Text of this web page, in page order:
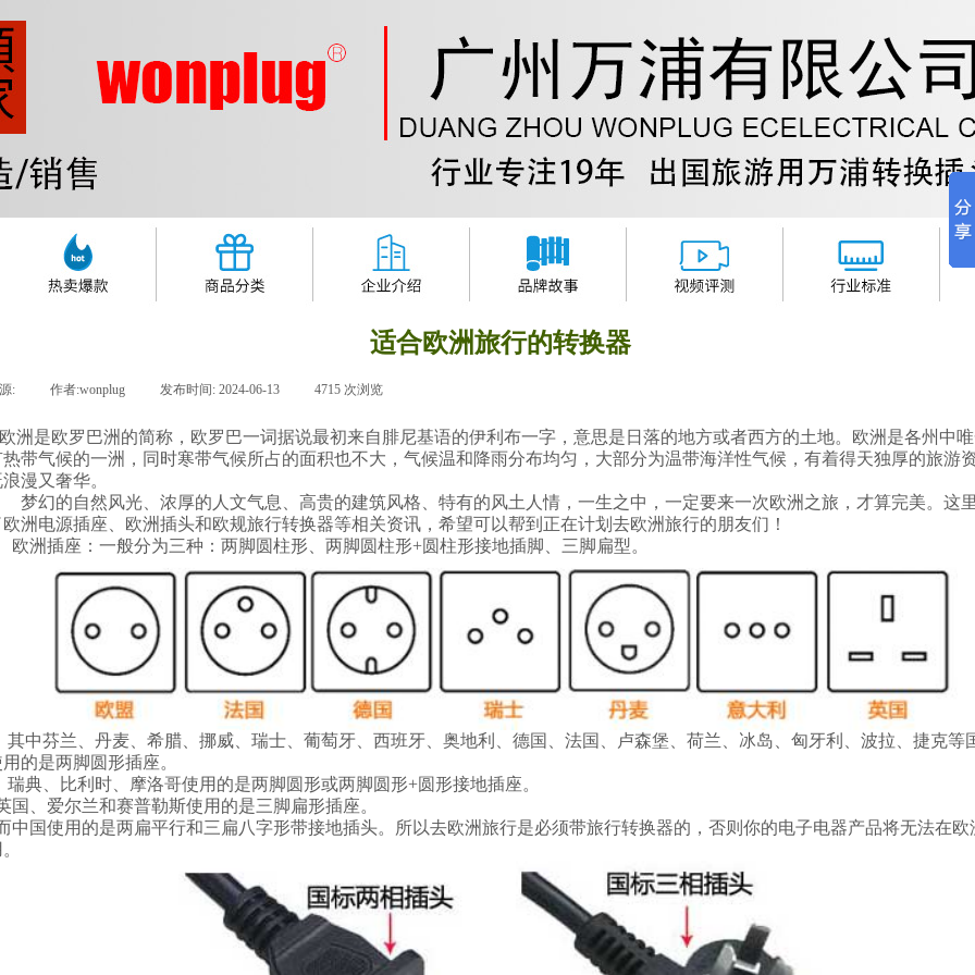
适合欧洲旅行的转换器
: 作者:wonplug 发布时间: 2024-06-13 4715 次浏览
洲是欧罗巴洲的简称，欧罗巴一词据说最初来自腓尼基语的伊利布一字，意思是日落的地方或者西方的土地。欧洲是各州中
热带气候的一洲，同时寒带气候所占的面积也不大，气候温和降雨分布均匀，大部分为温带海洋性气候，有着得天独厚的旅游
漫又奢华。
幻的自然风光、浓厚的人文气息、高贵的建筑风格、特有的风土人情，一生之中，一定要来一次欧洲之旅，才算完美。这
欧洲电源插座、欧洲插头和欧规旅行转换器等相关资讯，希望可以帮到正在计划去欧洲旅行的朋友们！
欧洲插座：一般分为三种：两脚圆柱形、两脚圆柱形+圆柱形接地插脚、三脚扁型。
中芬兰、丹麦、希腊、挪威、瑞士、葡萄牙、西班牙、奥地利、德国、法国、卢森堡、荷兰、冰岛、匈牙利、波拉、捷克等
的是两脚圆形插座。
典、比利时、摩洛哥使用的是两脚圆形或两脚圆形+圆形接地插座。
国、爱尔兰和赛普勒斯使用的是三脚扁形插座。
中国使用的是两扁平行和三扁八字形带接地插头。
所以去欧洲旅行是必须带旅行转换器的，否则你的电子电器产品将无法在欧
地址：广州市增城新塘镇夏埔村温涌路21号花基工业园万浦电器
电话：4000114138
邮箱：gzwp7@wonplug.cn
版权所有：广州万浦电器有限公司
备案号：粤ICP备16081324号-1